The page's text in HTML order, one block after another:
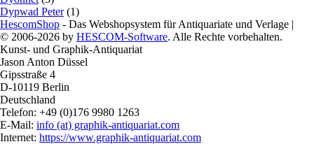
Dypwad Peter (1)
HescomShop - Das Webshopsystem für Antiquariate und Verlage |
© 2006-2026 by HESCOM-Software. Alle Rechte vorbehalten.
Kunst- und Graphik-Antiquariat
Jason Anton Düssel
Gipsstraße 4
D-10119 Berlin
Deutschland
Telefon: +49 (0)176 9980 1263
E-Mail: info (at) graphik-antiquariat.com
Internet: https://www.graphik-antiquariat.com